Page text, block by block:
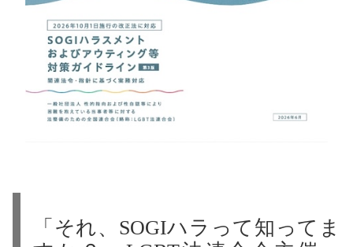
「それ、SOGIハラって知ってま